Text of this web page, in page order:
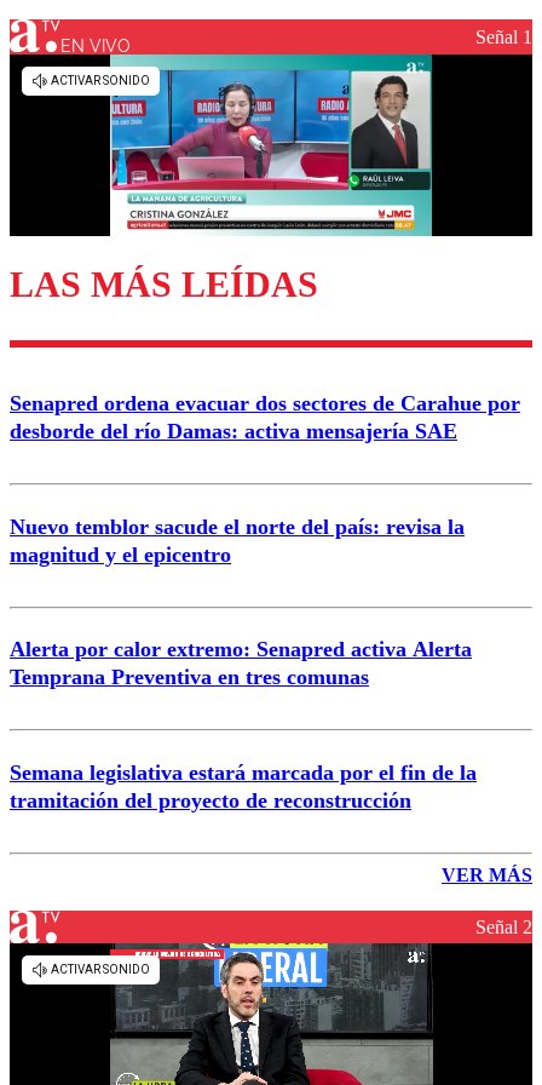
Los comentarios son moderados para garantizar un
diálogo respetuoso.
Enviar comentario
EN VIVO Señal 1
LAS MÁS LEÍDAS
Senapred ordena evacuar dos sectores de Carahue por
desborde del río Damas: activa mensajería SAE
Nuevo temblor sacude el norte del país: revisa la
magnitud y el epicentro
Alerta por calor extremo: Senapred activa Alerta
Temprana Preventiva en tres comunas
Semana legislativa estará marcada por el fin de la
tramitación del proyecto de reconstrucción
VER MÁS
Señal 2